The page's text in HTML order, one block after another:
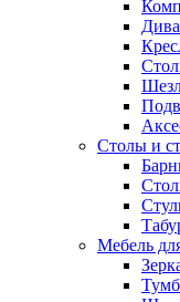
Столы и
Мебель